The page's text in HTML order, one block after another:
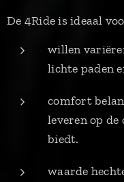
De 4Ride is ideaal
willen
lichte paden
comfort
leveren op
biedt.
waarde